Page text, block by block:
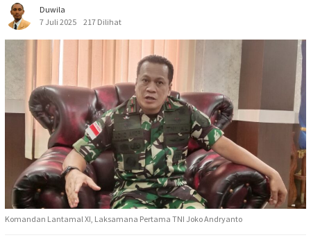
Duwila
7 Juli 2025
217 Dilihat
Komandan Lantamal XI, Laksamana Pertama TNI Joko Andryanto